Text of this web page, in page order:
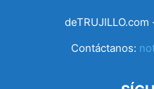
Contáctanos: